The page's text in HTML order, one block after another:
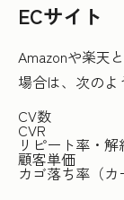
ECサイト
Amazonや楽天
場合は、次のよ
CV数
CVR
リピート率・解
顧客単価
カゴ落ち率（カ